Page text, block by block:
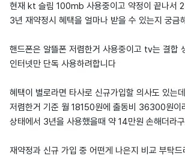
현재 kt 슬림 100mb 사용중이고 약정이 끝나서
3년 재약정시 혜택을 얼마나 받을 수 있는지 궁금
핸드폰은 알뜰폰 저렴한거 사용중이고 tv는 결합
인터넷만 단독 사용하려합니다
혜택이 별로라면 타사로 신규가입할 의사도 있는
저렴한거 기준 월 18150원에 출동비 36300원이
상태에서 3년을 사용했을때 약 14만원 손해더라
재약정과 신규 가입 중 어떤게 나은지 비교 부탁